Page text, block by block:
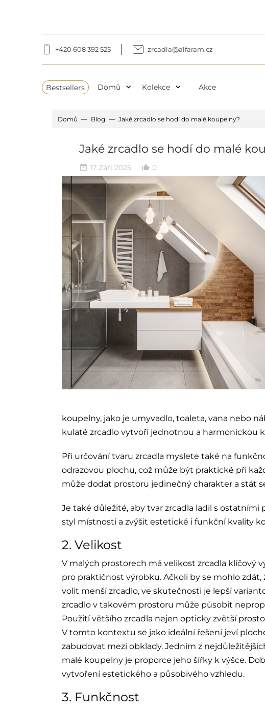
+420 608 392 525 zrcadla@alfaram.cz
Bestsellers Domů expand_more Kolekce expand_more Akce
Domů Blog Jaké zrcadlo se hodí do malé koupelny?
Jaké zrcadlo se hodí do malé
date_range 17 Září 2025 thumb_up_alt 0
koupelny, jako je umyvadlo, toaleta, vana nebo
kulaté zrcadlo vytvoří jednotnou a harmonickou
Při určování tvaru zrcadla myslete také na
odrazovou plochu, což může být praktické při
může dodat prostoru jedinečný charakter a stát
Je také důležité, aby tvar zrcadla ladil s
styl místnosti a zvýšit estetické i funkční kvality
2. Velikost
V malých prostorech má velikost zrcadla klíčový
pro praktičnost výrobku. Ačkoli by se mohlo
volit menší zrcadlo, ve skutečnosti je lepší
zrcadlo v takovém prostoru může působit
Použití většího zrcadla nejen opticky zvětší
V tomto kontextu se jako ideální řešení jeví
zabudovat mezi obklady. Jedním z
malé koupelny je proporce jeho šířky k výšce.
vytvoření estetického a působivého vzhledu.
3. Funkčnost